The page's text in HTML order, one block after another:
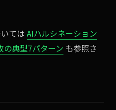
ては AIハルシネーション
の典型7パターン も参照さ